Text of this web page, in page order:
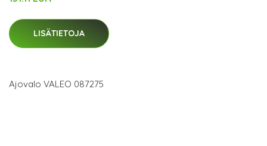
LISÄTIETOJA
Ajovalo VALEO 087275